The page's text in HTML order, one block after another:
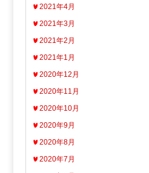
2021年4月
2021年3月
2021年2月
2021年1月
2020年12月
2020年11月
2020年10月
2020年9月
2020年8月
2020年7月